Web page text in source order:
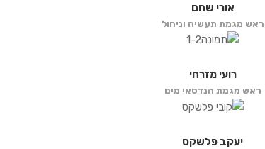
אורי שחם
ראש מגמת תעשיה וניהול
רועי מזרחי
ראש מגמת הנדסאי מים
יעקב פלשקס